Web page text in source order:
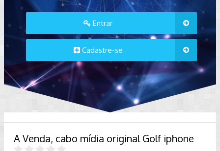
Entrar
Cadastre-se
A Venda, cabo mídia original Golf iphone